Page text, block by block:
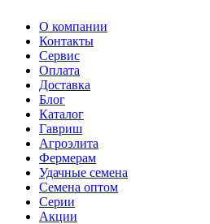
О компании
Контакты
Сервис
Оплата
Доставка
Блог
Каталог
Гавриш
Агроэлита
Фермерам
Удачные семена
Семена оптом
Серии
Акции